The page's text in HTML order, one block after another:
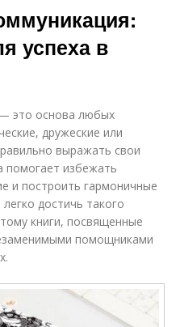
успеха в
это основа любых
дружеские или
выражать свои
помогает избежать
и построить гармоничные
достичь такого
книги, посвященные
помощниками